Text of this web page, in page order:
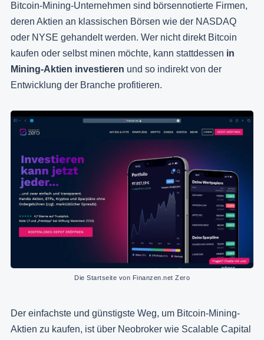
Bitcoin-Mining-Unternehmen sind börsennotierte Firmen,
deren Aktien an klassischen Börsen wie der NASDAQ
oder NYSE gehandelt werden. Wer nicht direkt Bitcoin
kaufen oder selbst minen möchte, kann stattdessen in
Mining-Aktien investieren und so indirekt von der
Entwicklung der Branche profitieren.
Die Startseite von Finanzen.net Zero
Der einfachste und günstigste Weg, um Bitcoin-Mining-
Aktien zu kaufen, ist über Neobroker wie Scalable Capital